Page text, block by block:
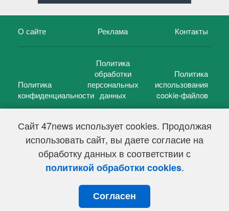
Сайт 47news использует cookies. Продолжая
использовать сайт, вы даете согласие на
обработку данных в соответствии с
политикой обработки cookies.
Согласен
О сайте Реклама Контакты
Политика
конфиденциальности
Политика
обработки
персональных
данных
Политика
использования
cookie-файлов
47 новостей (47 news)2005 — 2026 г.
Свидетельство о регистрации СМИ Эл № ФС 77-39848, выдано
Федеральной службой по надзору в сфере связи,
информационных технологий и массовых коммуникаций